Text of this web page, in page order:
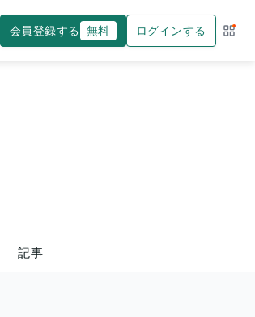
会員登録する 無料 ログインする サー
記事